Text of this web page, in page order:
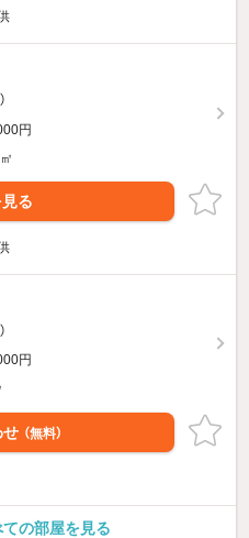
円
る
円
せ （無料）
の部屋を見る